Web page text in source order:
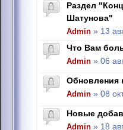
Раздел
Шатунова"
Admin » 13
Что Вам
Admin » 06
Обновления
Admin » 08
Новые
Admin » 18